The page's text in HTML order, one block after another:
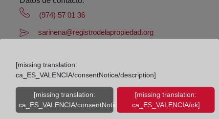
(974) 57 01 36
sarinena@registrodelapropiedad.org
Eduardo De Paz Muncharaz
Delegado de Protección de Datos:
dpo@corpme.es
[missing translation:
ca_ES_VALENCIA/consentNotice/description]
[missing translation:
ca_ES_VALENCIA/consentNotice/learnMore]
[missing translation:
ca_ES_VALENCIA/ok]